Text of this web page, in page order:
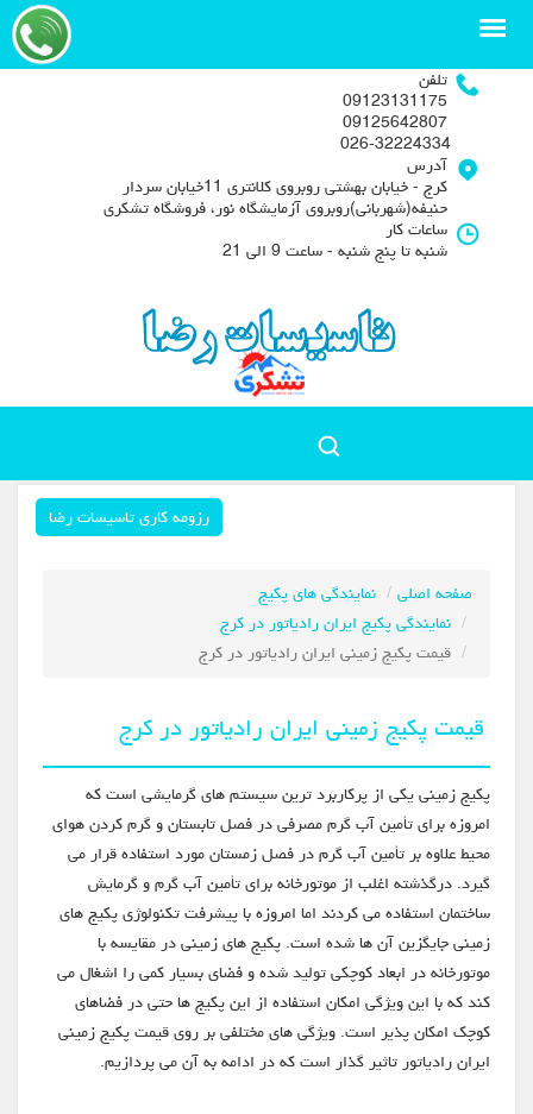
تلفن
09123131175
09125642807
آدرس
کرج - خیابان بهشتی روبروی کلانتری 11خیابان سردار
حنیفه(شهربانی)روبروی آزمایشگاه نور، فروشگاه تشکری
ساعات کار
شنبه تا پنج شنبه - ساعت 9 الی 21
رزومه کاری تاسیسات رضا
صفحه اصلی
نمایندگی های پکیج
نمایندگی پکیج ایران رادیاتور در کرج
قیمت پکیج زمینی ایران رادیاتور در کرج
قیمت پکیج زمینی ایران رادیاتور در کرج
پکیج زمینی یکی از پرکاربرد ترین سیستم های گرمایشی است که
امروزه برای تأمین آب گرم مصرفی در فصل تابستان و گرم کردن هوای
محیط علاوه بر تأمین آب گرم در فصل زمستان مورد استفاده قرار می
گیرد. درگذشته اغلب از موتورخانه برای تأمین آب گرم و گرمایش
ساختمان استفاده می کردند اما امروزه با پیشرفت تکنولوژی پکیج های
زمینی جایگزین آن ها شده است. پکیج های زمینی در مقایسه با
موتورخانه در ابعاد کوچکی تولید شده و فضای بسیار کمی را اشغال می
کند که با این ویژگی امکان استفاده از این پکیج ها حتی در فضاهای
کوچک امکان پذیر است. ویژگی های مختلفی بر روی قیمت پکیج زمینی
ایران رادیاتور تاثیر گذار است که در ادامه به آن می پردازیم.